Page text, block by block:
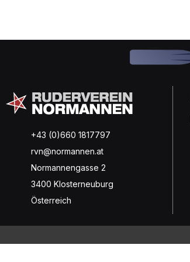
+43 (0)660 1817797
rvn@normannen.at
Normannengasse 2
3400 Klosterneuburg
Österreich